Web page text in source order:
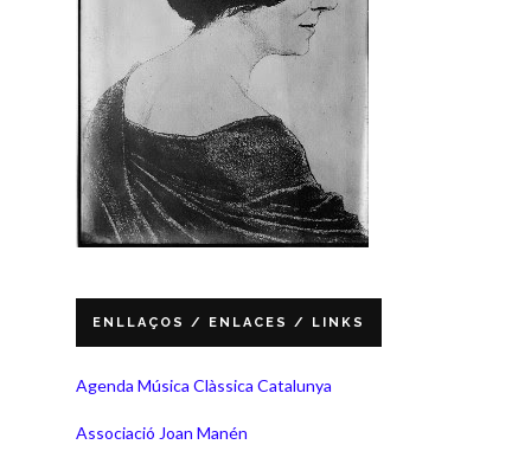
ENLLAÇOS / ENLACES / LINKS
Agenda Música Clàssica Catalunya
Associació Joan Manén